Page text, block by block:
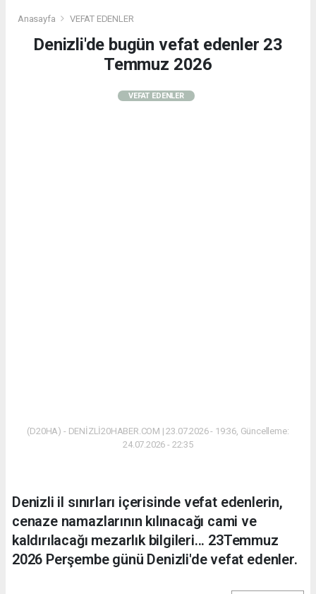
Anasayfa VEFAT EDENLER
Denizli'de bugün vefat edenler 23
Temmuz 2026
VEFAT EDENLER
(D20HA) - DENİZLİ20HABER.COM | 23.07.2026 - 19:36, Güncelleme:
24.07.2026 - 22:35
Denizli il sınırları içerisinde vefat edenlerin,
cenaze namazlarının kılınacağı cami ve
kaldırılacağı mezarlık bilgileri... 23Temmuz
2026 Perşembe günü Denizli'de vefat edenler.